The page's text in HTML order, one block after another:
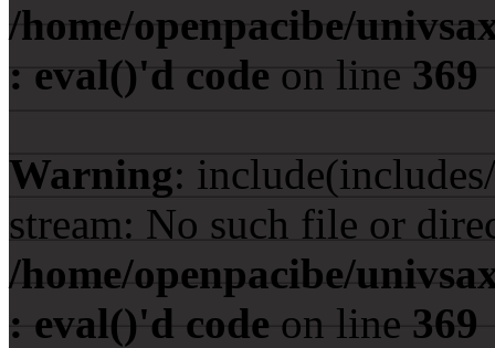
/home/openpacibe/
: eval()'d code on line 369
Warning:
stream: No such file or
/home/openpacibe/
: eval()'d code on line 369